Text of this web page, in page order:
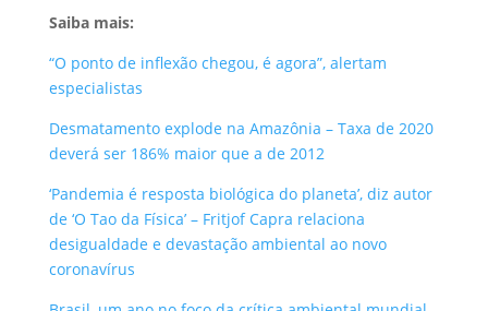
Saiba mais:
“O ponto de inflexão chegou, é agora”, alertam
especialistas
Desmatamento explode na Amazônia – Taxa de 2020
deverá ser 186% maior que a de 2012
‘Pandemia é resposta biológica do planeta’, diz autor
de ‘O Tao da Física’ – Fritjof Capra relaciona
desigualdade e devastação ambiental ao novo
coronavírus